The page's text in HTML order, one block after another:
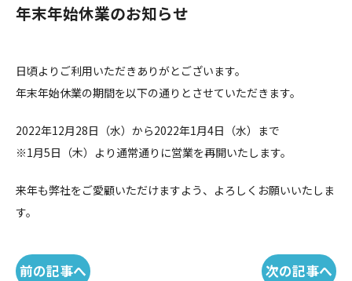
年末年始休業のお知らせ
日頃よりご利用いただきありがとございます。
年末年始休業の期間を以下の通りとさせていただきます。
2022年12月28日（水）から2022年1月4日（水）まで
※1月5日（木）より通常通りに営業を再開いたします。
来年も弊社をご愛顧いただけますよう、よろしくお願いいたしま
す。
前の記事へ 次の記事へ